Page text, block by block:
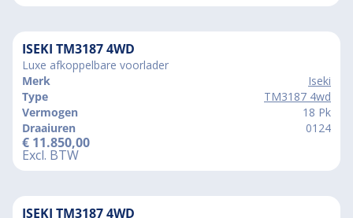
ISEKI TM3187 4WD
Luxe afkoppelbare voorlader
Merk
Iseki
Type
TM3187 4wd
Vermogen
18 Pk
Draaiuren
0124
€ 11.850,00
Excl. BTW
ISEKI TM3187 4WD